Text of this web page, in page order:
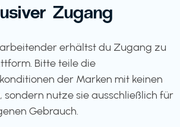
Zugang
erhältst du Zugang zu
Bitte teile die
der Marken mit keinen
sondern nutze sie ausschließlich für
Gebrauch.